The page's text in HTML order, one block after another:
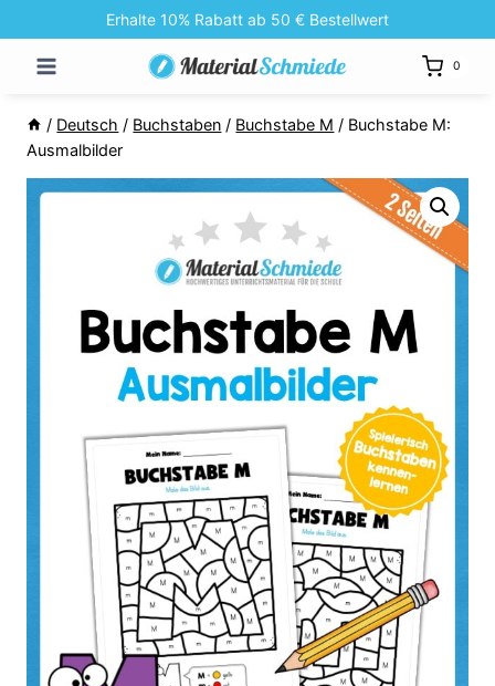
Inhalt
springen
Erhalte 10% Rabatt ab 50 € Bestellwert
0
/ Deutsch / Buchstaben / Buchstabe M / Buchstabe M:
Ausmalbilder